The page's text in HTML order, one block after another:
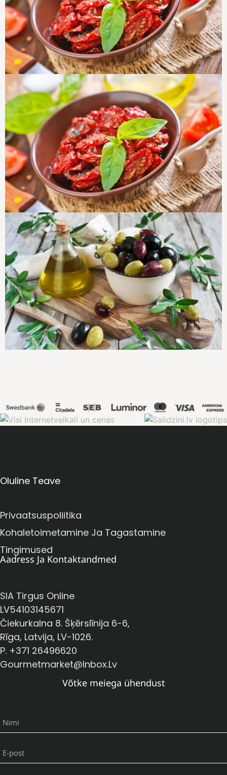
Oluline Teave
Privaatsuspoliitika
Kohaletoimetamine Ja Tagastamine
Tingimused
Aadress Ja Kontaktandmed
SIA Tirgus Online
LV54103145671
Čiekurkalna 8. Šķērslīnija 6-6,
Rīga, Latvija, LV-1026.
P. +371 26496620
Gourmetmarket@inbox.lv
Võtke meiega ühendust